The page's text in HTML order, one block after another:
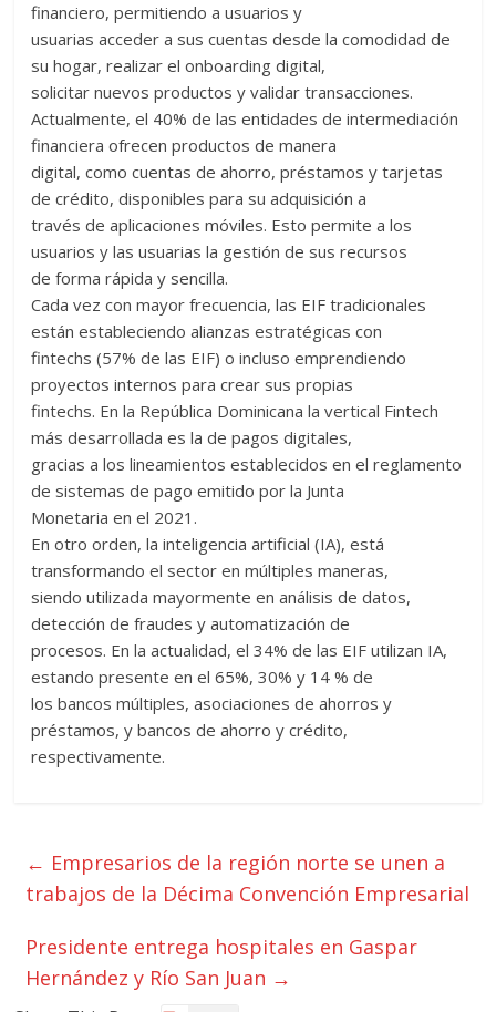
financiero, permitiendo a usuarios y
usuarias acceder a sus cuentas desde la comodidad de
su hogar, realizar el onboarding digital,
solicitar nuevos productos y validar transacciones.
Actualmente, el 40% de las entidades de intermediación
financiera ofrecen productos de manera
digital, como cuentas de ahorro, préstamos y tarjetas
de crédito, disponibles para su adquisición a
través de aplicaciones móviles. Esto permite a los
usuarios y las usuarias la gestión de sus recursos
de forma rápida y sencilla.
Cada vez con mayor frecuencia, las EIF tradicionales
están estableciendo alianzas estratégicas con
fintechs (57% de las EIF) o incluso emprendiendo
proyectos internos para crear sus propias
fintechs. En la República Dominicana la vertical Fintech
más desarrollada es la de pagos digitales,
gracias a los lineamientos establecidos en el reglamento
de sistemas de pago emitido por la Junta
Monetaria en el 2021.
En otro orden, la inteligencia artificial (IA), está
transformando el sector en múltiples maneras,
siendo utilizada mayormente en análisis de datos,
detección de fraudes y automatización de
procesos. En la actualidad, el 34% de las EIF utilizan IA,
estando presente en el 65%, 30% y 14 % de
los bancos múltiples, asociaciones de ahorros y
préstamos, y bancos de ahorro y crédito,
respectivamente.
← Empresarios de la región norte se unen a
trabajos de la Décima Convención Empresarial
Presidente entrega hospitales en Gaspar
Hernández y Río San Juan →